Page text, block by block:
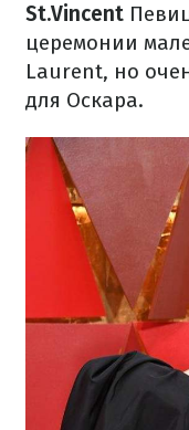
St.Vincent
церемонии
Laurent, но
для Оскара.